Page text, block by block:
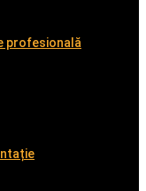
profesională